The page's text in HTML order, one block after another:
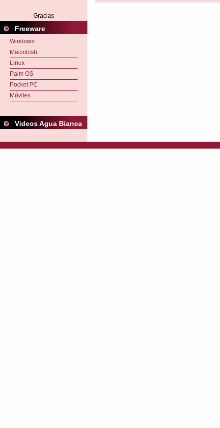
Gracias
Freeware
Windows
Macintosh
Linux
Palm OS
Pocket PC
Móviles
Videos Agua Bianca